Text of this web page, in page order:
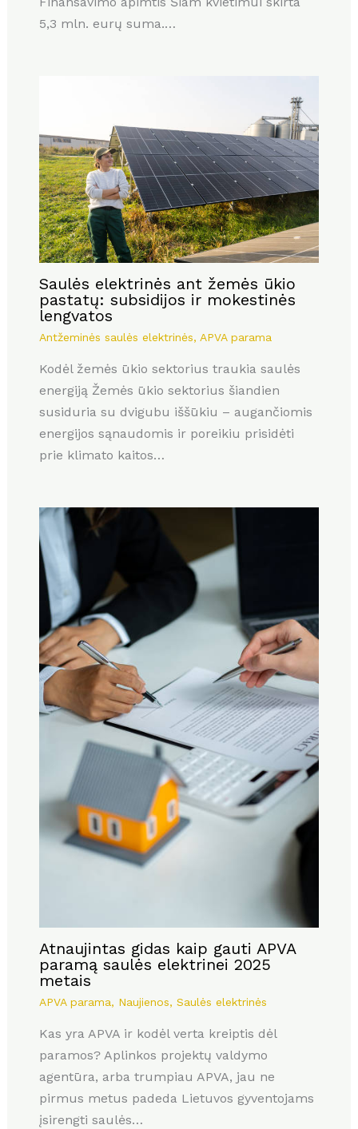
5,3 mln. eurų suma.…
Saulės elektrinės ant žemės ūkio
pastatų: subsidijos ir mokestinės
lengvatos
Antžeminės saulės elektrinės, APVA parama
Kodėl žemės ūkio sektorius traukia saulės
energiją Žemės ūkio sektorius šiandien
susiduria su dvigubu iššūkiu – augančiomis
energijos sąnaudomis ir poreikiu prisidėti
prie klimato kaitos…
Atnaujintas gidas kaip gauti APVA
paramą saulės elektrinei 2025
metais
APVA parama, Naujienos, Saulės elektrinės
Kas yra APVA ir kodėl verta kreiptis dėl
paramos? Aplinkos projektų valdymo
agentūra, arba trumpiau APVA, jau ne
pirmus metus padeda Lietuvos gyventojams
įsirengti saulės…